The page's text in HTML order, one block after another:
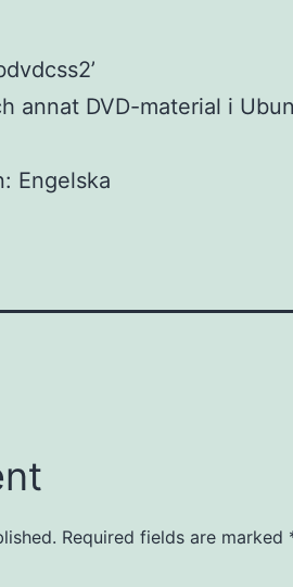
annat DVD-material i
Engelska
Required fields are marked